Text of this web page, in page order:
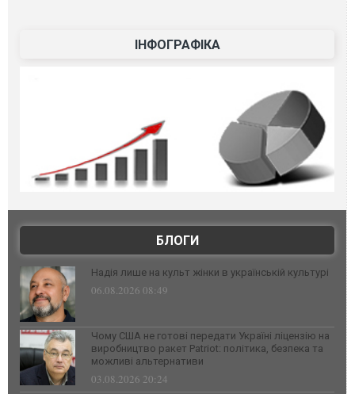
ІНФОГРАФІКА
БЛОГИ
Надія лише на культ жінки в українській культурі
06.08.2026 08:49
Чому США не готові передати Україні ліцензію на
виробництво ракет Patriot: політика, безпека та
можливі альтернативи
03.08.2026 20:24